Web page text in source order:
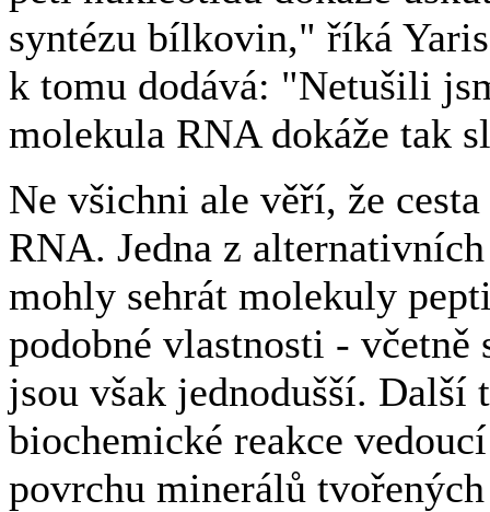
syntézu bílkovin," říká
k tomu dodává: "Netušili
molekula RNA dokáže tak
Ne všichni ale věří, že
RNA. Jedna z
mohly sehrát molekuly
podobné vlastnosti - včetně
jsou však jednodušší. Další
biochemické reakce
povrchu minerálů